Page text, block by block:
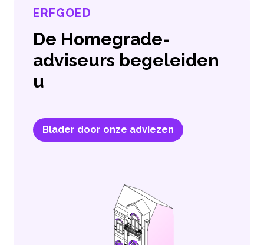
ERFGOED
De Homegrade-
adviseurs begeleiden
u
Blader door onze adviezen